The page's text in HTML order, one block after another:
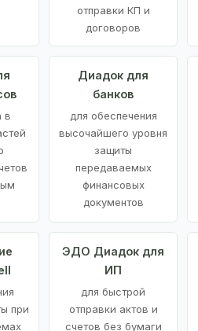
отправки КП и
договоров
в
Диадок для
банков
для обеспечения
высочайшего уровня
защиты
передаваемых
финансовых
документов
при
ЭДО Диадок для
ИП
для быстрой
отправки актов и
счетов без бумаги